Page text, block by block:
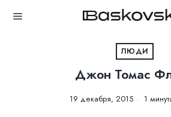
ЛЮДИ
Джон Томас
19 декабря, 2015 1